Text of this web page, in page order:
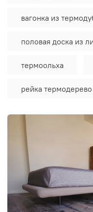
вагонка из
половая доска из
термоольха
рейка термодерево